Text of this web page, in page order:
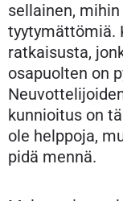
sellainen,
tyytymättömiä.
ratkaisusta,
osapuolten on
kunnioitus on
ole helppoja,
pidä mennä.